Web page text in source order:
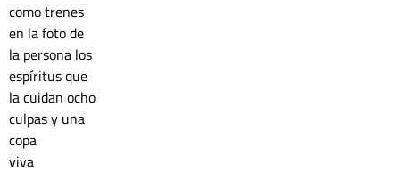
como trenes
en la foto de
la persona los
espíritus que
la cuidan ocho
culpas y una
copa
viva